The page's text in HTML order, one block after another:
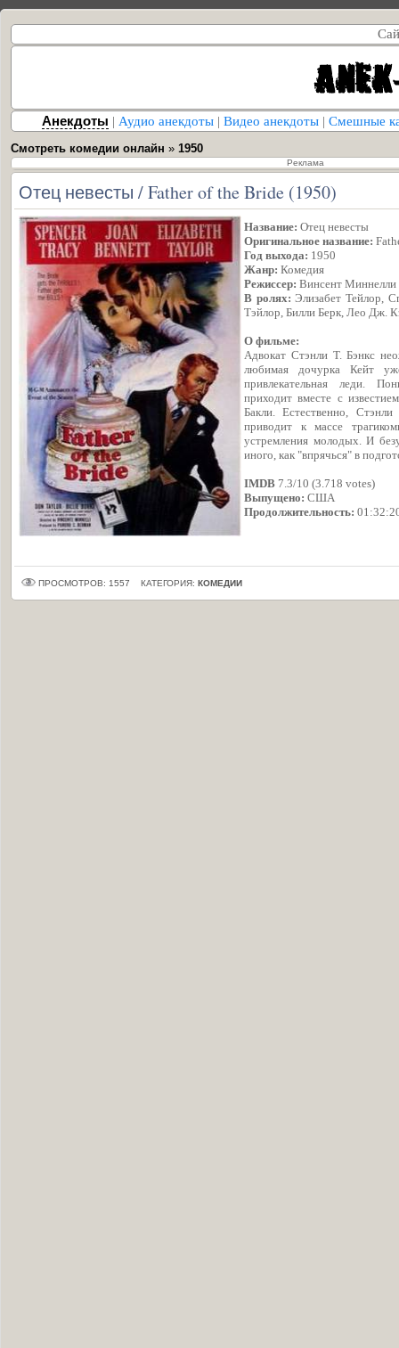
Анекдоты | Аудио анекдоты | Видео анекдоты | Смешные
Смотреть комедии онлайн » 1950
Реклама
Отец невесты / Father of the Bride (1950)
Название: Отец невесты
Оригинальное название:
Год выхода: 1950
Жанр: Комедия
Режиссер: Винсент Миннелли
В ролях: Элизабет Тейлор,
Тэйлор, Билли Берк, Лео Дж.
О фильме:
Адвокат Стэнли Т. Бэнкс
любимая дочурка Кейт
привлекательная леди.
приходит вместе с
Бакли. Естественно,
приводит к массе
устремления молодых. И
иного, как "впрячься" в
IMDB 7.3/10 (3.718 votes)
Выпущено: США
Продолжительность:
ПРОСМОТРОВ: 1557 КАТЕГОРИЯ: КОМЕДИИ